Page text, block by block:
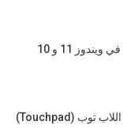
حل مشكلة Disk Usage 100% في ويندوز 11 و 10
حل مشكلة الماوس لا يعمل في اللاب توب (Touchpad)